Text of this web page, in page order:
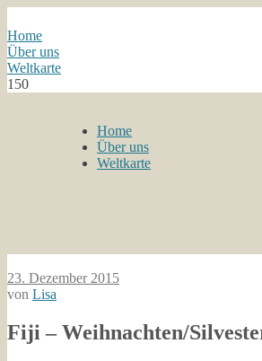
Home
Über uns
Weltkarte
150
Home
Über uns
Weltkarte
23. Dezember 2015
von Lisa
Fiji – Weihnachten/